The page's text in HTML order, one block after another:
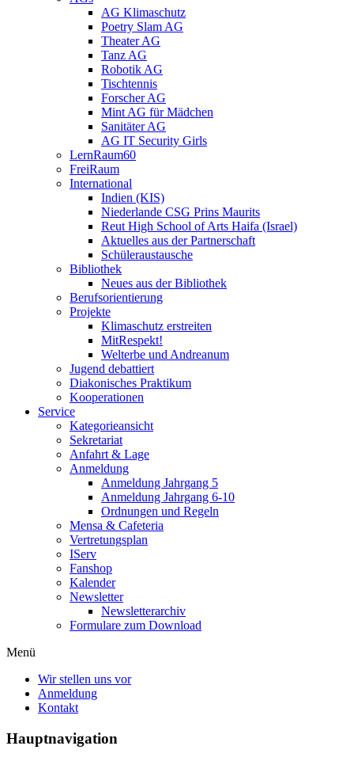
AG Klimaschutz
Poetry Slam AG
Theater AG
Tanz AG
Robotik AG
Tischtennis
Forscher AG
Mint AG für Mädchen
Sanitäter AG
AG IT Security Girls
LernRaum60
FreiRaum
International
Indien (KIS)
Niederlande CSG Prins Maurits
Reut High School of Arts Haifa (Israel)
Aktuelles aus der Partnerschaft
Schüleraustausche
Bibliothek
Neues aus der Bibliothek
Berufsorientierung
Projekte
Klimaschutz erstreiten
MitRespekt!
Welterbe und Andreanum
Jugend debattiert
Diakonisches Praktikum
Kooperationen
Service
Kategorieansicht
Sekretariat
Anfahrt & Lage
Anmeldung
Anmeldung Jahrgang 5
Anmeldung Jahrgang 6-10
Ordnungen und Regeln
Mensa & Cafeteria
Vertretungsplan
IServ
Fanshop
Kalender
Newsletter
Newsletterarchiv
Formulare zum Download
Menü
Wir stellen uns vor
Anmeldung
Kontakt
Hauptnavigation